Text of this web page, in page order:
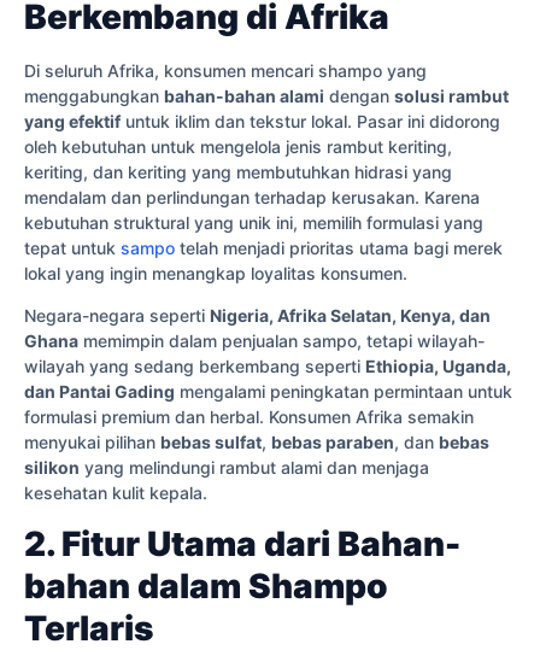
Berkembang di Afrika
Di seluruh Afrika, konsumen mencari shampo yang
menggabungkan bahan-bahan alami dengan solusi rambut
yang efektif untuk iklim dan tekstur lokal. Pasar ini didorong
oleh kebutuhan untuk mengelola jenis rambut keriting,
keriting, dan keriting yang membutuhkan hidrasi yang
mendalam dan perlindungan terhadap kerusakan. Karena
kebutuhan struktural yang unik ini, memilih formulasi yang
tepat untuk sampo telah menjadi prioritas utama bagi merek
lokal yang ingin menangkap loyalitas konsumen.
Negara-negara seperti Nigeria, Afrika Selatan, Kenya, dan
Ghana memimpin dalam penjualan sampo, tetapi wilayah-
wilayah yang sedang berkembang seperti Ethiopia, Uganda,
dan Pantai Gading mengalami peningkatan permintaan untuk
formulasi premium dan herbal. Konsumen Afrika semakin
menyukai pilihan bebas sulfat, bebas paraben, dan bebas
silikon yang melindungi rambut alami dan menjaga
kesehatan kulit kepala.
2. Fitur Utama dari Bahan-
bahan dalam Shampo
Terlaris